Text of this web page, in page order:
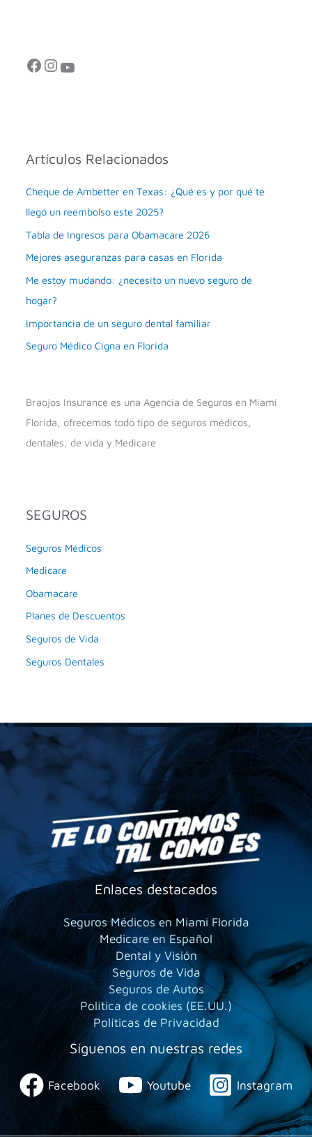
Facebook InstagramYouTube
Artículos Relacionados
Cheque de Ambetter en Texas: ¿Qué es y por qué te
llegó un reembolso este 2025?
Tabla de Ingresos para Obamacare 2026
Mejores aseguranzas para casas en Florida
Me estoy mudando: ¿necesito un nuevo seguro de
hogar?
Importancia de un seguro dental familiar
Seguro Médico Cigna en Florida
Braojos Insurance es una Agencia de Seguros en Miami
Florida, ofrecemos todo tipo de seguros médicos,
dentales, de vida y Medicare
SEGUROS
Seguros Médicos
Medicare
Obamacare
Planes de Descuentos
Seguros de Vida
Seguros Dentales
Enlaces destacados
Seguros Médicos en Miami Florida
Medicare en Español
Dental y Visión
Seguros de Vida
Seguros de Autos
Política de cookies (EE.UU.)
Políticas de Privacidad
Síguenos en nuestras redes
Facebook Youtube Instagram